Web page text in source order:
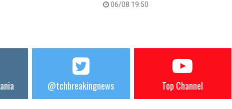
06/08 19:50
@tchbreakingnews Top Channel